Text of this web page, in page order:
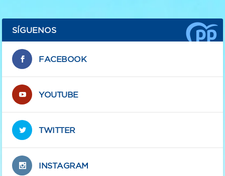
SÍGUENOS
FACEBOOK
YOUTUBE
TWITTER
INSTAGRAM